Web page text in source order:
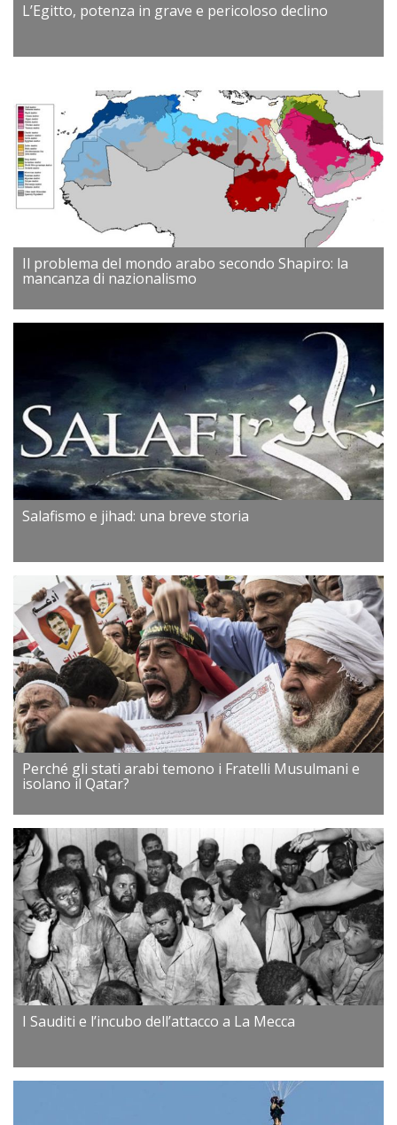
L’Egitto, potenza in grave e pericoloso declino
Il problema del mondo arabo secondo Shapiro: la
mancanza di nazionalismo
Salafismo e jihad: una breve storia
Perché gli stati arabi temono i Fratelli Musulmani e
isolano il Qatar?
I Sauditi e l’incubo dell’attacco a La Mecca